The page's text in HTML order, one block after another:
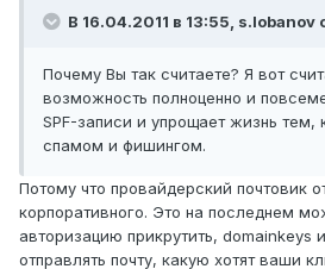
В 16.04.2011 в 13:55, s.lobanov
Почему Вы так считаете? Я вот
возможность полноценно и
SPF-записи и упрощает жизнь тем,
спамом и фишингом.
Потому что провайдерский почтовик
корпоративного. Это на последнем
авторизацию прикрутить, domainkeys
отправлять почту, какую хотят ваши